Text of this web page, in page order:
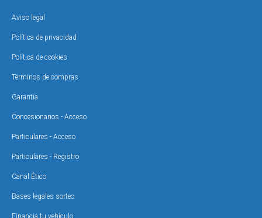
Aviso legal
Política de privacidad
Política de cookies
Términos de compras
Garantía
Concesionarios - Acceso
Particulares - Acceso
Particulares - Registro
Canal Ético
Bases legales sorteo
Financia tu vehículo